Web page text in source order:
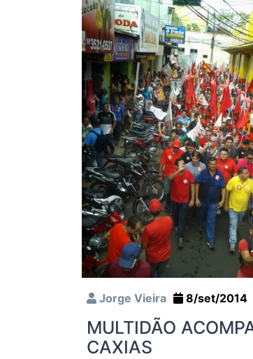
Jorge Vieira 8/set/2014
MULTIDÃO
CAXIAS